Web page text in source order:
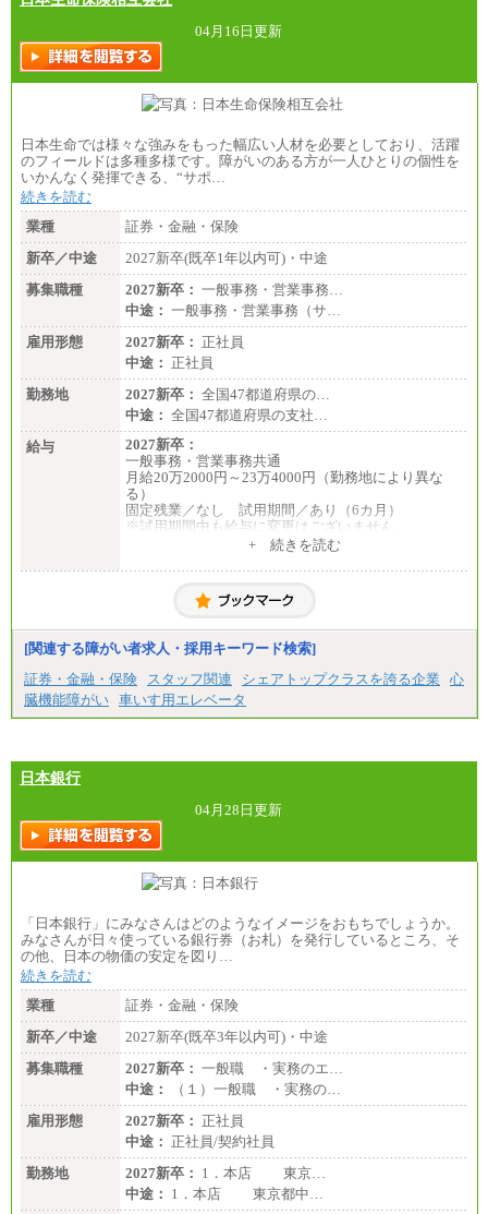
04月16日更新
日本生命では様々な強みをもった幅広い人材を必要としており、活躍
のフィールドは多種多様です。障がいのある方が一人ひとりの個性を
いかんなく発揮できる、“サポ…
続きを読む
業種
証券・金融・保険
新卒／中途
2027新卒(既卒1年以内可)・中途
募集職種
2027新卒： 一般事務・営業事務…
中途： 一般事務・営業事務（サ…
雇用形態
2027新卒： 正社員
中途： 正社員
勤務地
2027新卒： 全国47都道府県の…
中途： 全国47都道府県の支社…
給与
2027新卒：
一般事務・営業事務共通
月給20万2000円～23万4000円（勤務地により異な
る）
固定残業／なし 試用期間／あり（6カ月）
※試用期間中も給与に変更はございません
月給20万2000円～23万4000円（勤務地により異な
固定残業／なし 試用期間／あり（6か月）
+ 続きを読む
[関連する障がい者求人・採用キーワード検索]
証券・金融・保険
スタッフ関連 シェアトップクラスを誇る企業
心
臓機能障がい 車いす用エレベータ
日本銀行
04月28日更新
「日本銀行」にみなさんはどのようなイメージをおもちでしょうか。
みなさんが日々使っている銀行券（お札）を発行しているところ、そ
の他、日本の物価の安定を図り…
続きを読む
業種
証券・金融・保険
新卒／中途
2027新卒(既卒3年以内可)・中途
募集職種
2027新卒： 一般職 ・実務のエ…
中途：
（１）一般職 ・実務の…
雇用形態
2027新卒： 正社員
中途： 正社員/契約社員
勤務地
2027新卒： 1．本店 東京…
中途： 1．本店 東京都中…